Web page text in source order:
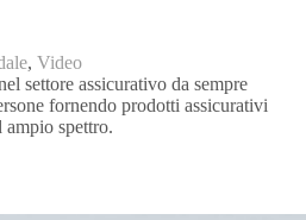
, Video
settore assicurativo da sempre
fornendo prodotti assicurativi
ampio spettro.